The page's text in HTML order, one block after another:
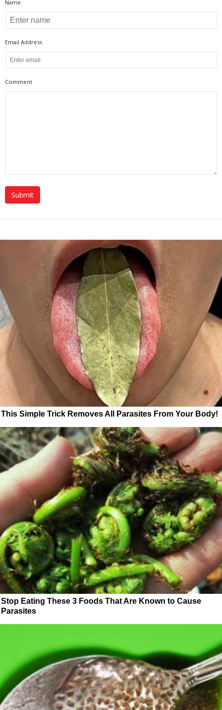
Name
Email Address
Comment
This Simple Trick Removes All Parasites From Your Body!
Stop Eating These 3 Foods That Are Known to Cause
Parasites